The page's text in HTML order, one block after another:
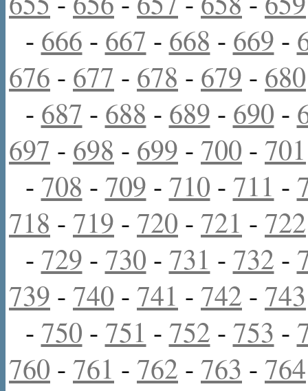
- 666 - 667 - 668 - 669 -
676 - 677 - 678 - 679 - 680
- 687 - 688 - 689 - 690 -
697 - 698 - 699 - 700 - 701
- 708 - 709 - 710 - 711 -
718 - 719 - 720 - 721 - 722
- 729 - 730 - 731 - 732 -
739 - 740 - 741 - 742 - 743
- 750 - 751 - 752 - 753 -
760 - 761 - 762 - 763 - 764